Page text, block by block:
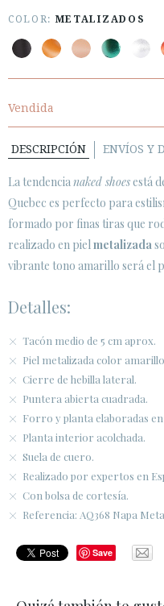
· AVISO LEGAL
ÁREA
COLOR: METALIZADOS
Vendida
DESCRIPCIÓN ENVÍOS Y
La tendencianaked shoesestá
Quebec es perfecto para
formado por finas tiras que
realizado en pielmetalizada
vibrante tono amarillo será el
Detalles:
Tacón medio de 5 cm aprox.
Piel metalizada color
Cierre de hebilla lateral.
Puntera abierta cuadrada.
Forro y planta elaboradas
Planta interior acolchada.
Suela de cuero.
Realizado por expertos en
Con bolsa de cortesía.
Referencia: AQ368 Napa
Save